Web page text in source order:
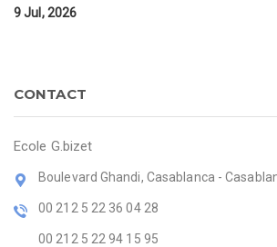
9 Jul, 2026
CONTACT
Ecole G.bizet
Boulevard Ghandi, Casablanca -
00 212 5 22 36 04 28
00 212 5 22 94 15 95